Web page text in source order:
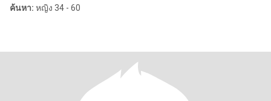
ค้นหา: หญิง 34 - 60